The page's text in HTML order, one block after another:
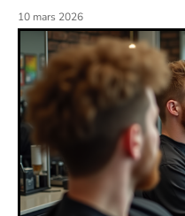
10 mars 2026